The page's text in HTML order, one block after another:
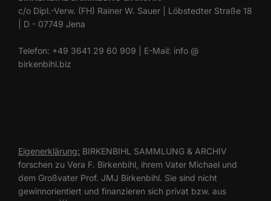
c/o Dipl.-Verw. (FH) Rainer W. Sauer | Löbstedter Straße 18
| D - 07749 Jena
Telefon: +49 3641 29 60 909 | E-Mail: info @
birkenbihl.biz
Eigenerklärung: BIRKENBIHL SAMMLUNG & ARCHIV
forschen zu Vera F. Birkenbihl, ihrem Vater Michael und
dem Großvater Prof. JMJ Birkenbihl. Sie sind nicht
gewinnorientiert und finanzieren sich privat bzw. aus